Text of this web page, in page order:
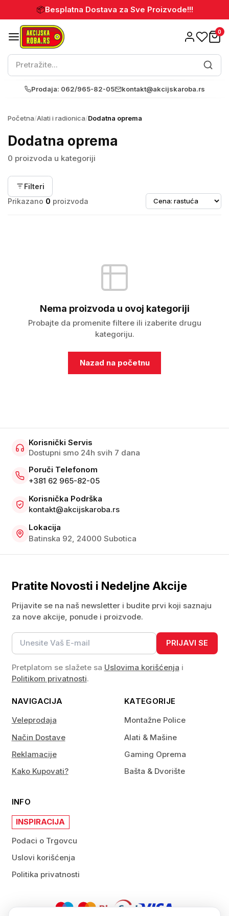
📦Besplatna Dostava za Sve Proizvode!!!
0
Prodaja: 062/965-82-05 kontakt@akcijskaroba.rs
Početna/Alati i radionica/Dodatna oprema
Dodatna oprema
0 proizvoda u kategoriji
Filteri
Prikazano 0 proizvoda
Nema proizvoda u ovoj kategoriji
Probajte da promenite filtere ili izaberite drugu
kategoriju.
Nazad na početnu
Korisnički Servis
Dostupni smo 24h svih 7 dana
Poruči Telefonom
+381 62 965-82-05
Korisnička Podrška
kontakt@akcijskaroba.rs
Lokacija
Batinska 92, 24000 Subotica
Pratite Novosti i Nedeljne Akcije
Prijavite se na naš newsletter i budite prvi koji saznaju
za nove akcije, ponude i proizvode.
PRIJAVI SE
Pretplatom se slažete sa Uslovima korišćenja i
Politikom privatnosti.
NAVIGACIJA
Veleprodaja
Način Dostave
Reklamacije
Kako Kupovati?
KATEGORIJE
Montažne Police
Alati & Mašine
Gaming Oprema
Bašta & Dvorište
INFO
INSPIRACIJA
Podaci o Trgovcu
Uslovi korišćenja
Politika privatnosti